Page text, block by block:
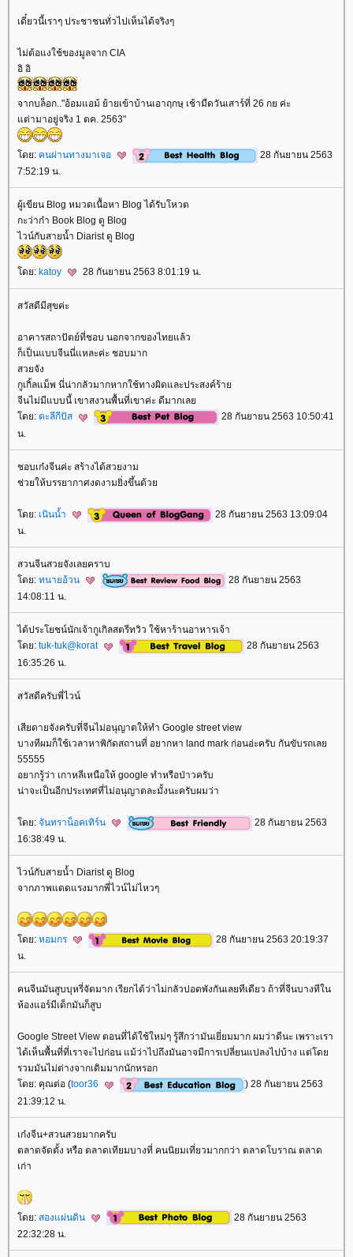
เดี๋ยวนี้เราๆ ประชาชนทั่วไปเห็นได้จริงๆ
ไม่ต้อแงใช้ของมูลจาก CIA
อิ อิ
จากบล็อก.."อ้อมแอม้ ย้ายเข้าบ้านเอาฤกษฺ เช้ามืดวันเสาร์ที่ 26 กย ค่ะ
ต่ามาอยู่จริง 1 ตค. 2563"
ดย: คนผ่านทางมาเจอ
28 กันยายน 2563
7:52:19 น.
ผู้เขียน Blog หมวดเนื้อหา Blog ได้รับโหวต
กะว่าก๋า Book Blog ดู Blog
ไวน์กับสายน้ำ Diarist ดู Blog
ดย: katoy 28 กันยายน 2563 8:01:19 น.
สวัสดีมีสุขค่ะ
อาคารสถาปัตย์ที่ชอบ นอกจากของไทยแล้ว
ก็เป็นแบบจีนนี่แหละค่ะ ชอบมาก
สวยจัง
กูเกิ้ลแม็พ นี่น่ากลัวมากหากใช้ทางผิดและประสงค์ร้า
จีนไม่มีแบบนี้ เขาสงวนพื้นที่เขาค่ะ ดีมากเล
ดย: ตะลีกีปัส
28 กันยายน 2563 10:50:41
น.
ชอบเก๋งจีนค่ะ สร้างได้สวยงาม
ช่วยให้บรรยากาศงดงามยิ่งขึ้นด้ว
ดย: เนินน้ำ
28 กันยายน 2563 13:09:04
น.
สวนจีนสวยจังเลยคราบ
ดย: ทนายอ้วน
28 กันยายน 2563
14:08:11 น.
ได้ประโยชน์นักเจ้ากูเกิลสตรีทวิว ใช้หาร้านอาหารเจ้า
ดย: tuk-tuk@korat
28 กันยายน 2563
16:35:26 น.
สวัสดีครับพี่ไวน์
เสียดายจังครับที่จีนไม่อนุญาตให้ทำ Google street view
บางทีผมก็ใช้เวลาหาพิกัดสถานที่ อยากหา land mark ก่อนอ่ะครับ กันขับรถเล
55555
อยากรู้ว่า เกาหลีเหนือให้ google ทำหรือป่าวครับ
น่าจะเป็นอีกประเทศที่ไม่อนุญาตละมั้งนะครับผมว่า
ดย: จันทราน็อคเทิร์น
28 กันยายน 2563
16:38:49 น.
ไวน์กับสายน้ำ Diarist ดู Blog
จากภาพแดดแรงมากพี่ไวน์ไม่ไหวๆ
ดย: หอมกร
28 กันยายน 2563 20:19:37
น.
คนจีนมันสูบบุหรี่จัดมาก เรียกได้ว่าไม่กลัวปอดพังกันเลยทีเดียว ถ้าที่จีนบางทีใน
ห้องแอร์มีเด็กมันก็สูบ
Google Street View ตอนที่ได้ใช้ใหม่ๆ รู้สึกว่ามันเยี่ยมมาก ผมว่าดีนะ เพราะเรา
ได้เห็นพื้นที่ที่เราจะไปก่อน แม้ว่าไปถึงมันอาจมีการเปลี่ยนแปลงไปบ้าง แต่โด
รวมมันไม่ต่างจากเดิมมากนักหรอก
ดย: คุณต่อ (toor36
) 28 กันยายน 2563
21:39:12 น.
เก๋งจีน+สวนสวยมากครับ
ตลาดจัดตั้ง หรือ ตลาดเทียมบางที่ คนนิยมเที่ยวมากกว่า ตลาดโบราณ ตลาด
เก่า
ดย: สองแผ่นดิน
28 กันยายน 2563
22:32:28 น.